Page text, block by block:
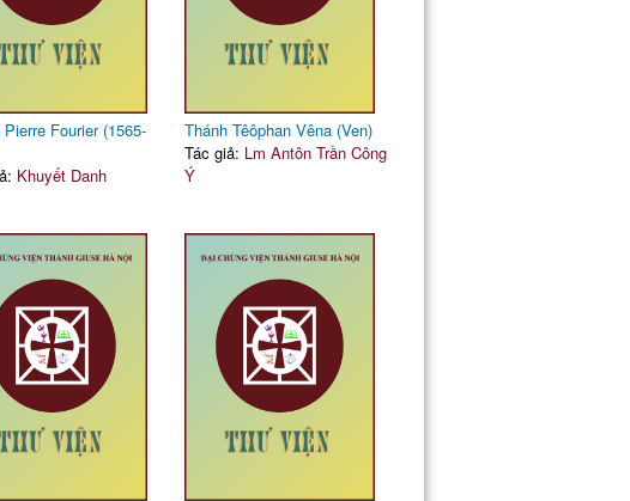
Fourier (1565-
Khuyết Danh
Thánh Têôphan Vêna (Ven)
Tác giả: Lm Antôn Trần Công
Ý